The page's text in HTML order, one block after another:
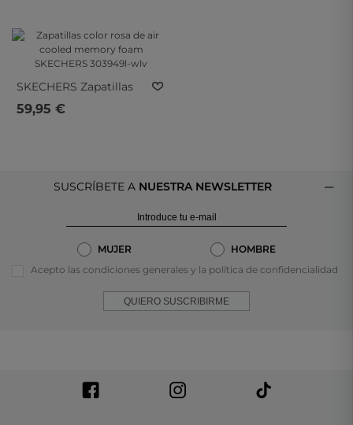
SKECHERS Zapatillas
Color Rosa De Air
Cooled Memory Foam
59,95 €
SUSCRÍBETE A NUESTRA NEWSLETTER
MUJER
HOMBRE
Acepto las condiciones generales y la política de confidencialidad
QUIERO SUSCRIBIRME